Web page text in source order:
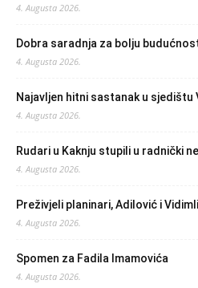
4. Augusta 2026.
Dobra saradnja za bolju
4. Augusta 2026.
Najavljen hitni sastanak u sjedištu
4. Augusta 2026.
Rudari u Kaknju stupili u radnički
4. Augusta 2026.
Preživjeli planinari, Adilović i
4. Augusta 2026.
Spomen za Fadila Imamovića
4. Augusta 2026.